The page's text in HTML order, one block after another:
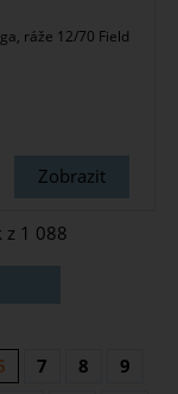
ráže 12/70 Field
Zobrazit
z 1 088
7 8
9